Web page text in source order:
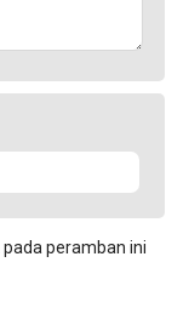
peramban ini